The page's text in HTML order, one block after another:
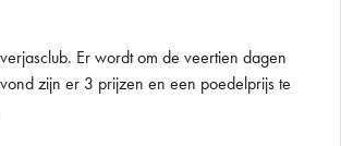
Er wordt om de veertien dagen
zijn er 3 prijzen en een poedelprijs te